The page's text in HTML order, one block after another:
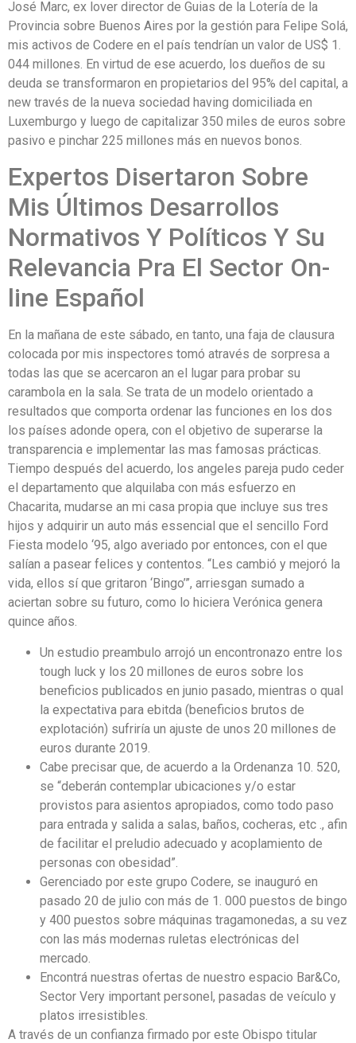
José Marc, ex lover director de Guias de la Lotería de la
Provincia sobre Buenos Aires por la gestión para Felipe Solá,
mis activos de Codere en el país tendrían un valor de US$ 1.
044 millones. En virtud de ese acuerdo, los dueños de su
deuda se transformaron en propietarios del 95% del capital, a
new través de la nueva sociedad having domiciliada en
Luxemburgo y luego de capitalizar 350 miles de euros sobre
pasivo e pinchar 225 millones más en nuevos bonos.
Expertos Disertaron Sobre
Mis Últimos Desarrollos
Normativos Y Políticos Y Su
Relevancia Pra El Sector On-
line Español
En la mañana de este sábado, en tanto, una faja de clausura
colocada por mis inspectores tomó através de sorpresa a
todas las que se acercaron an el lugar para probar su
carambola en la sala. Se trata de un modelo orientado a
resultados que comporta ordenar las funciones en los dos
los países adonde opera, con el objetivo de superarse la
transparencia e implementar las mas famosas prácticas.
Tiempo después del acuerdo, los angeles pareja pudo ceder
el departamento que alquilaba con más esfuerzo en
Chacarita, mudarse an mi casa propia que incluye sus tres
hijos y adquirir un auto más essencial que el sencillo Ford
Fiesta modelo ‘95, algo averiado por entonces, con el que
salían a pasear felices y contentos. “Les cambió y mejoró la
vida, ellos sí que gritaron ‘Bingo’”, arriesgan sumado a
aciertan sobre su futuro, como lo hiciera Verónica genera
quince años.
Un estudio preambulo arrojó un encontronazo entre los
tough luck y los 20 millones de euros sobre los
beneficios publicados en junio pasado, mientras o qual
la expectativa para ebitda (beneficios brutos de
explotación) sufriría un ajuste de unos 20 millones de
euros durante 2019.
Cabe precisar que, de acuerdo a la Ordenanza 10. 520,
se “deberán contemplar ubicaciones y/o estar
provistos para asientos apropiados, como todo paso
para entrada y salida a salas, baños, cocheras, etc ., afin
de facilitar el preludio adecuado y acoplamiento de
personas con obesidad”.
Gerenciado por este grupo Codere, se inauguró en
pasado 20 de julio con más de 1. 000 puestos de bingo
y 400 puestos sobre máquinas tragamonedas, a su vez
con las más modernas ruletas electrónicas del
mercado.
Encontrá nuestras ofertas de nuestro espacio Bar&Co,
Sector Very important personel, pasadas de veículo y
platos irresistibles.
A través de un confianza firmado por este Obispo titular